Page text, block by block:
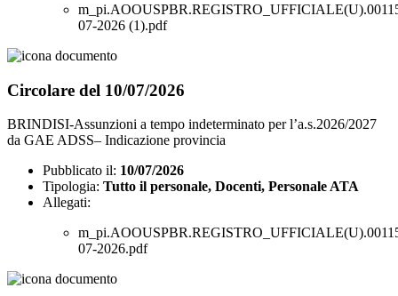
07-2026 (1).pdf
Circolare del 10/07/2026
BRINDISI-Assunzioni a tempo indeterminato per l’a.s.2026/2027
da GAE ADSS– Indicazione provincia
Pubblicato il: 10/07/2026
Tipologia: Tutto il personale, Docenti, Personale ATA
Allegati:
07-2026.pdf